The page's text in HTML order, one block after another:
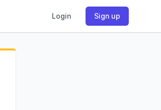
Login Sign up